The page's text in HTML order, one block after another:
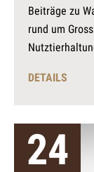
Beiträge zu
rund um
DETAILS
24